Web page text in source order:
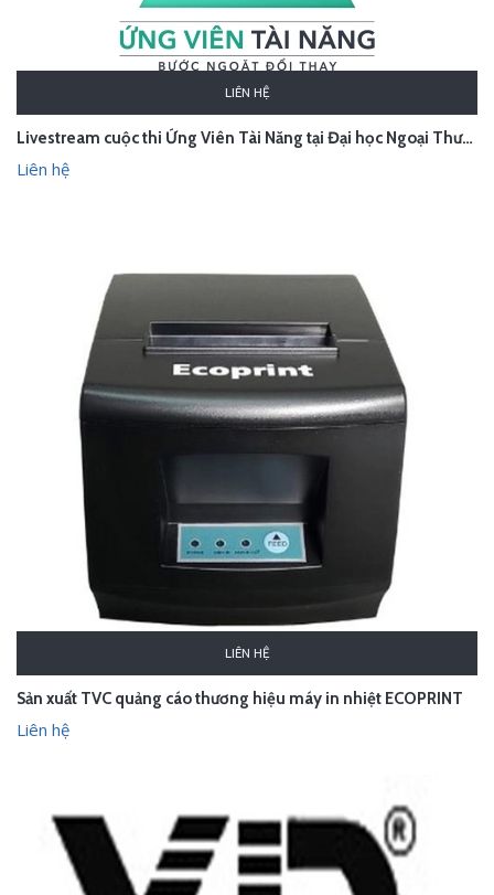
LIÊN HỆ
Livestream cuộc thi Ứng Viên Tài Năng tại Đại học Ngoại Thương
Liên hệ
LIÊN HỆ
Sản xuất TVC quảng cáo thương hiệu máy in nhiệt ECOPRINT
Liên hệ